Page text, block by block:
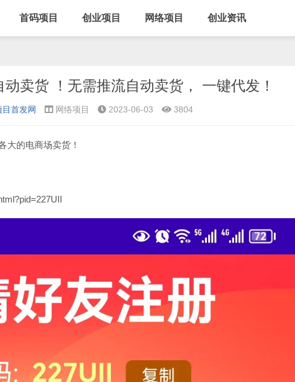
首码项目 创业项目 网络项目 创业资讯
卖货 ！无需推流自动卖货， 一键代发！
首发网 网络项目 2023-06-03 3804
大的电商场卖货！